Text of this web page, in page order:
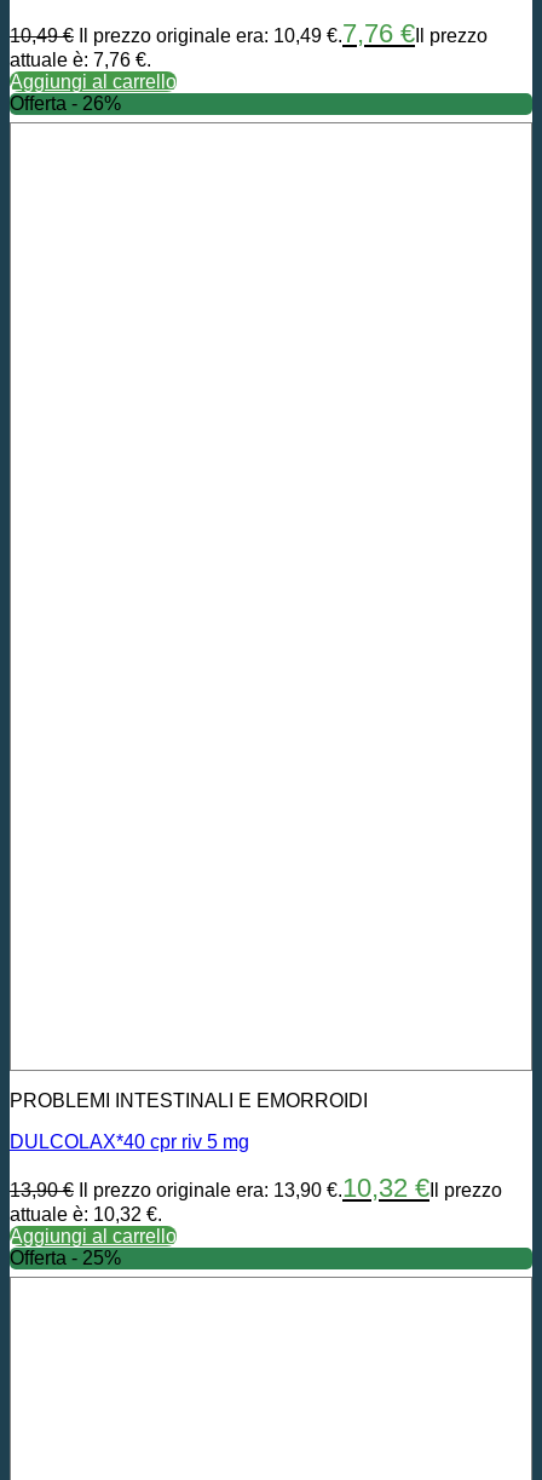
10,49€ Il prezzo originale era: 10,49 €.7,76 € Il prezzo
attuale è: 7,76 €.
Aggiungi al carrello
Offerta - 26%
PROBLEMI INTESTINALI E EMORROIDI
DULCOLAX*40 cpr riv 5 mg
13,90€ Il prezzo originale era: 13,90 €.10,32 € Il prezzo
attuale è: 10,32 €.
Aggiungi al carrello
Offerta - 25%